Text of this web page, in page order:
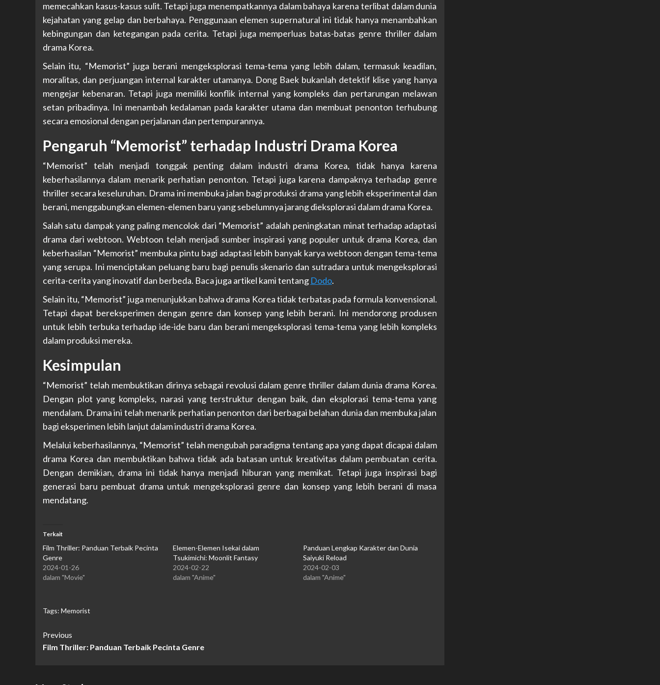
memecahkan kasus-kasus sulit. Tetapi juga menempatkannya dalam bahaya karena terlibat dalam dunia
kejahatan yang gelap dan berbahaya. Penggunaan elemen supernatural ini tidak hanya menambahkan
kebingungan dan ketegangan pada cerita. Tetapi juga memperluas batas-batas genre thriller dalam
drama Korea.
Selain itu, “Memorist” juga berani mengeksplorasi tema-tema yang lebih dalam, termasuk keadilan,
moralitas, dan perjuangan internal karakter utamanya. Dong Baek bukanlah detektif klise yang hanya
mengejar kebenaran. Tetapi juga memiliki konflik internal yang kompleks dan pertarungan melawan
setan pribadinya. Ini menambah kedalaman pada karakter utama dan membuat penonton terhubung
secara emosional dengan perjalanan dan pertempurannya.
Pengaruh “Memorist” terhadap Industri Drama Korea
“Memorist” telah menjadi tonggak penting dalam industri drama Korea, tidak hanya karena
keberhasilannya dalam menarik perhatian penonton. Tetapi juga karena dampaknya terhadap genre
thriller secara keseluruhan. Drama ini membuka jalan bagi produksi drama yang lebih eksperimental dan
berani, menggabungkan elemen-elemen baru yang sebelumnya jarang dieksplorasi dalam drama Korea.
Salah satu dampak yang paling mencolok dari “Memorist” adalah peningkatan minat terhadap adaptasi
drama dari webtoon. Webtoon telah menjadi sumber inspirasi yang populer untuk drama Korea, dan
keberhasilan “Memorist” membuka pintu bagi adaptasi lebih banyak karya webtoon dengan tema-tema
yang serupa. Ini menciptakan peluang baru bagi penulis skenario dan sutradara untuk mengeksplorasi
cerita-cerita yang inovatif dan berbeda. Baca juga artikel kami tentang Dodo.
Selain itu, “Memorist” juga menunjukkan bahwa drama Korea tidak terbatas pada formula konvensional.
Tetapi dapat bereksperimen dengan genre dan konsep yang lebih berani. Ini mendorong produsen
untuk lebih terbuka terhadap ide-ide baru dan berani mengeksplorasi tema-tema yang lebih kompleks
dalam produksi mereka.
Kesimpulan
“Memorist” telah membuktikan dirinya sebagai revolusi dalam genre thriller dalam dunia drama Korea.
Dengan plot yang kompleks, narasi yang terstruktur dengan baik, dan eksplorasi tema-tema yang
mendalam. Drama ini telah menarik perhatian penonton dari berbagai belahan dunia dan membuka jalan
bagi eksperimen lebih lanjut dalam industri drama Korea.
Melalui keberhasilannya, “Memorist” telah mengubah paradigma tentang apa yang dapat dicapai dalam
drama Korea dan membuktikan bahwa tidak ada batasan untuk kreativitas dalam pembuatan cerita.
Dengan demikian, drama ini tidak hanya menjadi hiburan yang memikat. Tetapi juga inspirasi bagi
generasi baru pembuat drama untuk mengeksplorasi genre dan konsep yang lebih berani di masa
mendatang.
Terkait
Film Thriller: Panduan Terbaik Pecinta
Genre
2024-01-26
dalam "Movie"
Elemen-Elemen Isekai dalam
Tsukimichi: Moonlit Fantasy
2024-02-22
dalam "Anime"
Panduan Lengkap Karakter dan Dunia
Saiyuki Reload
2024-02-03
dalam "Anime"
Tags: Memorist
Continue
Reading
Previous
Film Thriller: Panduan Terbaik Pecinta Genre